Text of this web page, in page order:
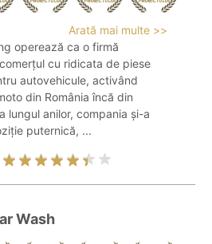
Arată mai multe >>
operează ca o firmă
cu ridicata de piese
autovehicule, activând
din România încă din
lungul anilor, compania și-a
puternică, ...
Wash